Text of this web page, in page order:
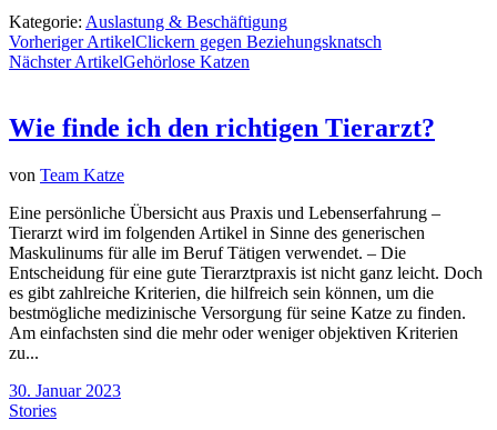
Kategorie: Auslastung & Beschäftigung
Vorheriger ArtikelClickern gegen Beziehungsknatsch
Nächster ArtikelGehörlose Katzen
Wie finde ich den richtigen Tierarzt?
von Team Katze
Eine persönliche Übersicht aus Praxis und Lebenserfahrung –
Tierarzt wird im folgenden Artikel in Sinne des generischen
Maskulinums für alle im Beruf Tätigen verwendet. – Die
Entscheidung für eine gute Tierarztpraxis ist nicht ganz leicht. Doch
es gibt zahlreiche Kriterien, die hilfreich sein können, um die
bestmögliche medizinische Versorgung für seine Katze zu finden.
Am einfachsten sind die mehr oder weniger objektiven Kriterien
zu...
30. Januar 2023
Stories